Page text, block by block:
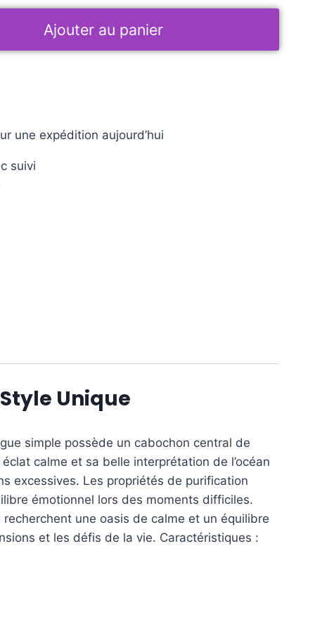
Ajouter au panier
une expédition aujourd’hui
suivi
Unique
simple possède un cabochon central de
calme et sa belle interprétation de l’océan
excessives. Les propriétés de purification
émotionnel lors des moments difficiles.
une oasis de calme et un équilibre
et les défis de la vie. Caractéristiques :